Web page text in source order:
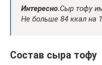
Интересно.Сыр тофу
Не больше 84 ккал на
Состав сыра тофу